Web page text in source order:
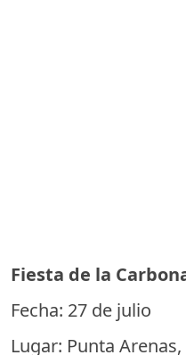
Fiesta de la
Fecha: 27 de julio
Lugar: Punta